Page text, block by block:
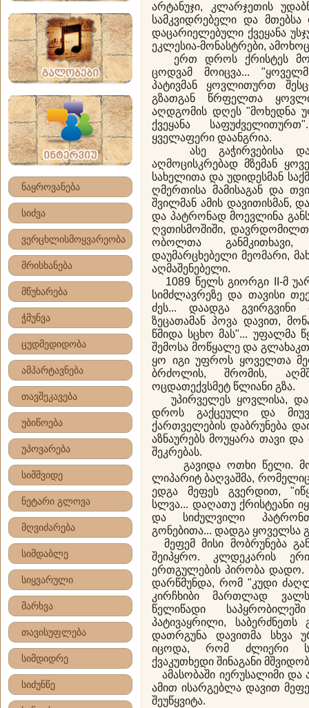
ნაყროვანება
სიძვა
ვერცხლისმოყვარეობა
მრისხანება
მწუხარება
ჭმუნვა
ცუდმედიდობა
ამპარტავნება
თავშეკავება
უბიწოება
უპოვარება
სიმშვიდე
ნეტარი გლოვა
მღვიძარება
სიმდაბლე
სიყვარული
მარხვა
თავისუფლება
სიმდიდრე
სიძუნწე
არტანუჯი, კლარჯეთის
სამკვიდრებელი და მთებსა
დაცარიელებული ქვეყანა
ეკლესია-მონასტრები,
ერთ დროს ქრისტეს
ცოდვამ მოიცვა...
პატივმან ყოვლითურთ
გზათგან წრფელთა
აღდგომის დღეს "მოხედნა
ქვეყანა
ყველაფერი დაანგრია.
ასე გაჭირვებისა და
აღმოცისკრებად მზემან
სახელითა და უდიდესმან
ღმერთისა მამისაგან და
შვილმან ამის დავითისმან,
და პატრონად მოევლინა
ღვთისმოშიში,
ობოლთა განმკითხავი,
დაუმარცხებელი მეომარი,
აღმაშენებელი.
1089 წელს გიორგი II-მ
სიმძლავრეზე და თავისი
ძეს... დაადგა გვირგვინი
ზეცათამან პოვა დავით,
წმიდა სცხო მას"... უფალმა
შემოსა მოწყალე და
ყო იგი უფროს ყოველთა
ბრძოლის, შრომის,
ოცდათექვსმეტ წლიანი გზა.
უპირველეს ყოვლისა,
დროს გაქცეული და
ქართველების დაბრუნება
აზნაურებს მოუყარა თავი
შეკრებას.
გავიდა ოთხი წელი.
ლიპარიტ ბაღვაშმა,
ედგა მეფეს გვერდით,
სლვა... დაღათუ ქრისტეანი
და სიძულვილი
გონებითა... დადგა ყოველსა
მეფემ მისი მობრუნება
შეიპყრო. კლდეკარის
ერთგულების პირობა დადო.
დარწმუნდა, რომ "კუდი
კირჩხიბი მართლად
წელიწადი
პატივაყრილი, საბერძნეთს
დათრგუნა დავითმა სხვა
იცოდა, რომ ძლიერი
ქვაკუთხედი შინაგანი
ამასობაში იერუსალიმი და
ამით ისარგებლა დავით
შეუწყვიტა.